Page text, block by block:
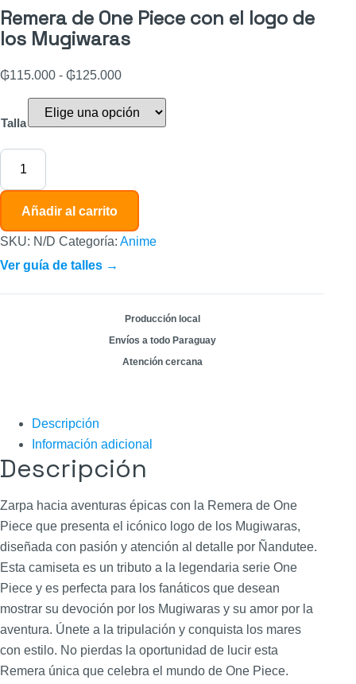
Remera de One Piece con el logo de
los Mugiwaras
₲115.000 - ₲125.000
Talla
Añadir al carrito
SKU: N/D Categoría: Anime
Ver guía de talles →
Producción local
Envíos a todo Paraguay
Atención cercana
Descripción
Información adicional
Descripción
Zarpa hacia aventuras épicas con la Remera de One
Piece que presenta el icónico logo de los Mugiwaras,
diseñada con pasión y atención al detalle por Ñandutee.
Esta camiseta es un tributo a la legendaria serie One
Piece y es perfecta para los fanáticos que desean
mostrar su devoción por los Mugiwaras y su amor por la
aventura. Únete a la tripulación y conquista los mares
con estilo. No pierdas la oportunidad de lucir esta
Remera única que celebra el mundo de One Piece.